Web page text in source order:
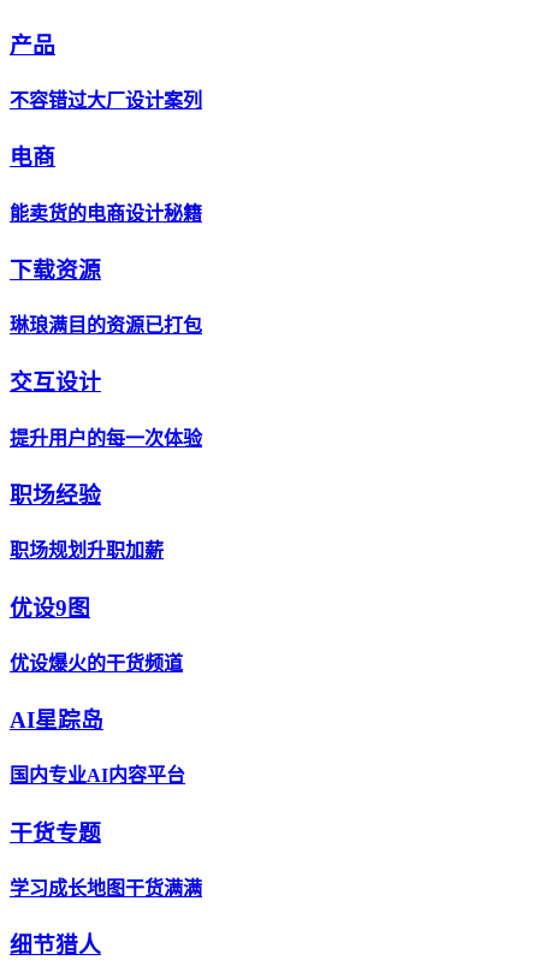
产品
不容错过大厂设计案列
电商
能卖货的电商设计秘籍
下载资源
琳琅满目的资源已打包
交互设计
提升用户的每一次体验
职场经验
职场规划升职加薪
优设9图
优设爆火的干货频道
AI星踪岛
国内专业AI内容平台
干货专题
学习成长地图干货满满
细节猎人